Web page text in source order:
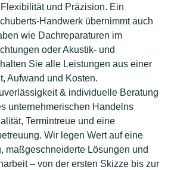
und Präzision. Ein
Handwerk übernimmt auch
wie Dachreparaturen im
oder Akustik- und
Sie alle Leistungen aus einer
Aufwand und Kosten.
& individuelle Beratung
unternehmerischen Handelns
Termintreue und eine
Wir legen Wert auf eine
maßgeschneiderte Lösungen und
– von der ersten Skizze bis zur